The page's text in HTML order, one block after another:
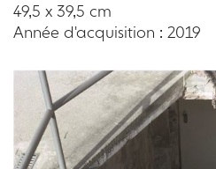
49,5 x 39,5 cm
Année d'acquisition : 2019